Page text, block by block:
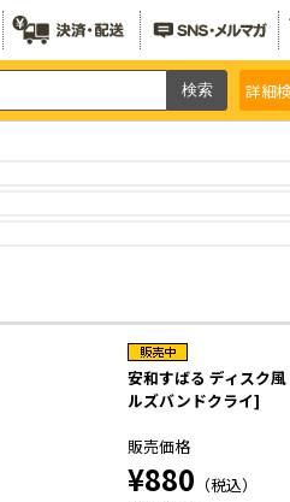
詳細
安和すばる ディスク
ルズバンドクライ]
販売価格
¥880 （税込）